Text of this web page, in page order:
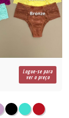
Logue-se para
ver o preço